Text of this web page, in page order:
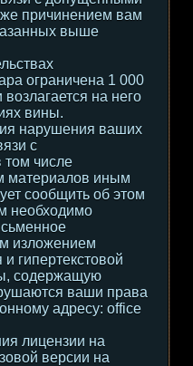
причинением вам
выше
ограничена 1 000
на него
вины.
нарушения ваших
с
том числе
материалов иным
сообщить об этом
необходимо
изложением
гипертекстовой
содержащую
ваши права
адресу: office
лицензии на
версии на